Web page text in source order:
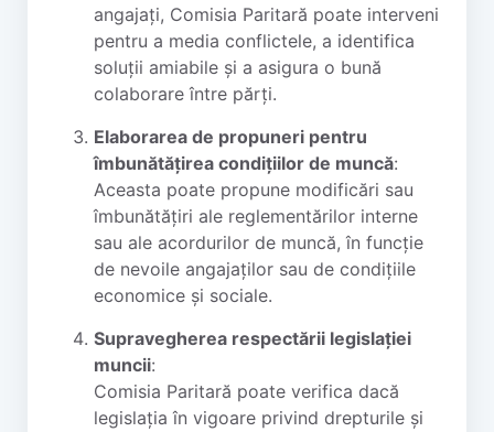
angajați, Comisia Paritară poate interveni
pentru a media conflictele, a identifica
soluții amiabile și a asigura o bună
colaborare între părți.
Elaborarea de propuneri pentru
îmbunătățirea condițiilor de muncă:
Aceasta poate propune modificări sau
îmbunătățiri ale reglementărilor interne
sau ale acordurilor de muncă, în funcție
de nevoile angajaților sau de condițiile
economice și sociale.
Supravegherea respectării legislației
muncii:
Comisia Paritară poate verifica dacă
legislația în vigoare privind drepturile și